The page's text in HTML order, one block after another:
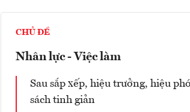
CHỦ ĐỀ
Nhân lực - Việc làm
Sau sắp xếp, hiệu trưởng, hiệu
sách tinh giản